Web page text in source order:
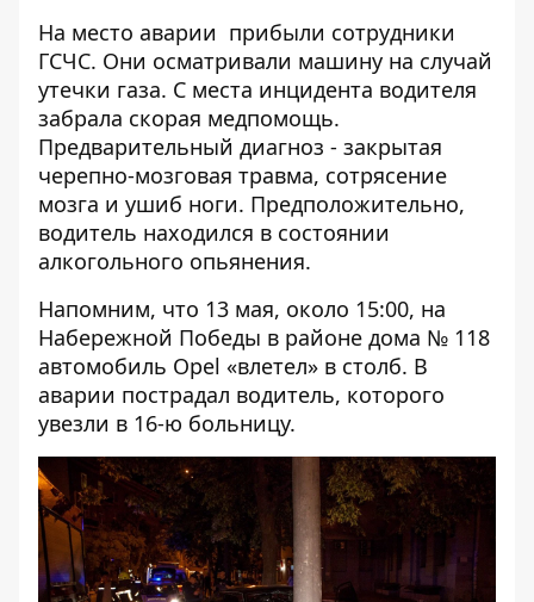
На место аварии прибыли сотрудники
ГСЧС. Они осматривали машину на случай
утечки газа. С места инцидента водителя
забрала скорая медпомощь.
Предварительный диагноз - закрытая
черепно-мозговая травма, сотрясение
мозга и ушиб ноги. Предположительно,
водитель находился в состоянии
алкогольного опьянения.
Напомним, что 13 мая, около 15:00, на
Набережной Победы в районе дома № 118
автомобиль Opel «влетел» в столб. В
аварии пострадал водитель, которого
увезли в 16-ю больницу.